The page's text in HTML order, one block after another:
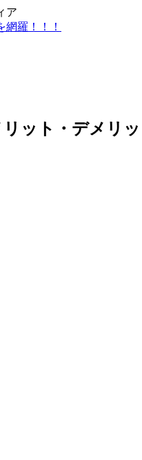
ア
羅！！！
ット・デメリ